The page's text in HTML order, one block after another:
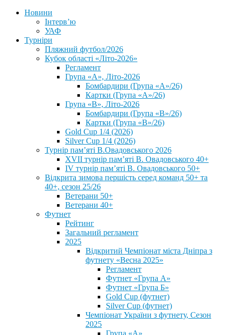
Новини
Інтерв’ю
УАФ
Турніри
Пляжний футбол/2026
Кубок області «Літо-2026»
Регламент
Група «А», Літо-2026
Бомбардири (Група «А»/26)
Картки (Група «А»/26)
Група «В», Літо-2026
Бомбардири (Група «В»/26)
Картки (Група «В»/26)
Gold Cup 1/4 (2026)
Silver Cup 1/4 (2026)
Турнір пам’яті В.Овадовського 2026
XVII турнір пам’яті В. Овадовського 40+
IV турнір пам’яті В. Овадовського 50+
Відкрита зимова першість серед команд 50+ та
40+, сезон 25/26
Ветерани 50+
Ветерани 40+
Футнет
Рейтинг
Загальний регламент
2025
Відкритий Чемпіонат міста Дніпра з
футнету «Весна 2025»
Регламент
Футнет «Група А»
Футнет «Група Б»
Gold Cup (футнет)
Silver Cup (футнет)
Чемпіонат України з футнету, Сезон
2025
Група «А»